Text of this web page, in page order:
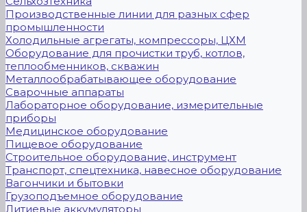
Производственные линии для разных сфер
промышленности
Холодильные агрегаты, компрессоры, ЦХМ
Оборудование для прочистки труб, котлов,
теплообменников, скважин
Металлообрабатывающее оборудование
Сварочные аппараты
Лабораторное оборудование, измерительные
приборы
Медицинское оборудование
Пищевое оборудование
Строительное оборудование, инструмент
Транспорт, спецтехника, навесное оборудование
Вагончики и бытовки
Грузоподъемное оборудование
Литиевые аккумуляторы